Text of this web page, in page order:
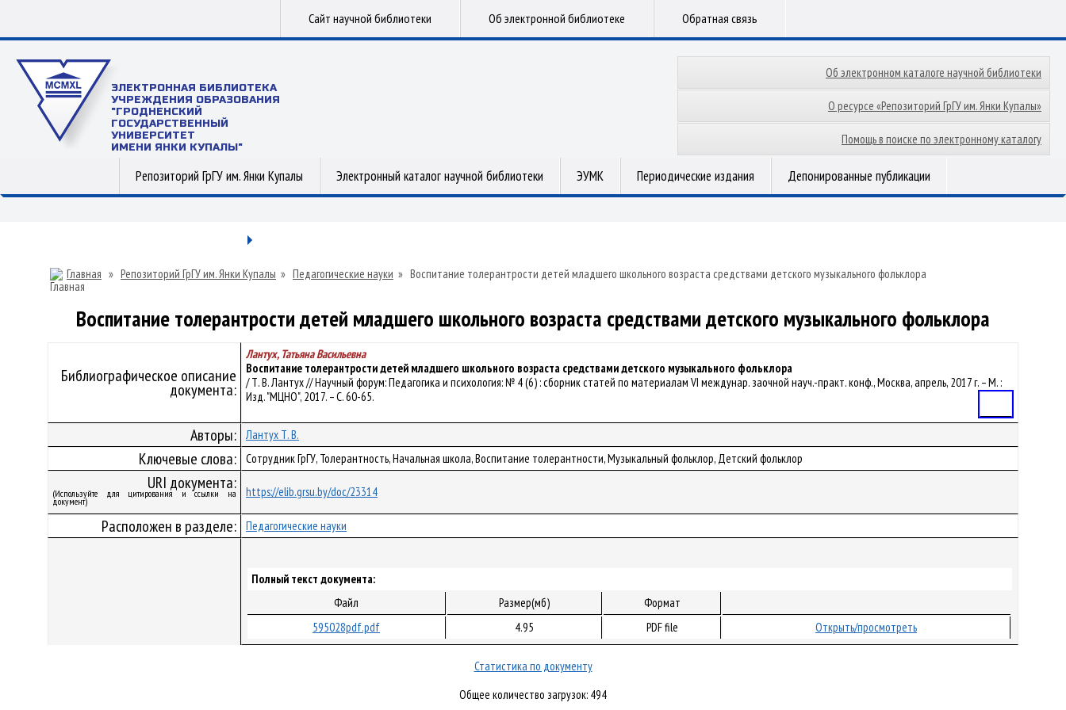
Сайт научной библиотеки Об электронной библиотеке Обратная связь
ЭЛЕКТРОННАЯ БИБЛИОТЕКА
УЧРЕЖДЕНИЯ ОБРАЗОВАНИЯ
"ГРОДНЕНСКИЙ
ГОСУДАРСТВЕННЫЙ
УНИВЕРСИТЕТ
ИМЕНИ ЯНКИ КУПАЛЫ"
Об электронном каталоге научной библиотеки
О ресурсе «Репозиторий ГрГУ им. Янки Купалы»
Помощь в поиске по электронному каталогу
Репозиторий ГрГУ им. Янки Купалы Электронный каталог научной библиотеки ЭУМК Периодические издания Депонированные публикации
Главная » Репозиторий ГрГУ им. Янки Купалы » Педагогические науки » Воспитание толерантрости детей младшего школьного возраста средствами детского музыкального фольклора
Воспитание толерантрости детей младшего школьного возраста средствами детского музыкального фольклора
Библиографическое описание
документа:
Лантух, Татьяна Васильевна
Воспитание толерантрости детей младшего школьного возраста средствами детского музыкального фольклора
/ Т. В. Лантух // Научный форум: Педагогика и психология: № 4 (6) : сборник статей по материалам VI междунар. заочной науч.-практ. конф., Москва, апрель, 2017 г. – М. :
Изд. "МЦНО", 2017. – С. 60-65.
Авторы: Лантух Т. В.
Ключевые слова: Сотрудник ГрГУ, Толерантность, Начальная школа, Воспитание толерантности, Музыкальный фольклор, Детский фольклор
URI документа:
(Используйте для цитирования и ссылки на
документ)
https://elib.grsu.by/doc/23314
Расположен в разделе: Педагогические науки
Полный текст документа:
Файл
Размер(мб)
Формат
595028pdf.pdf
4.95 PDF file Открыть/просмотреть
Статистика по документу
Общее количество загрузок: 494